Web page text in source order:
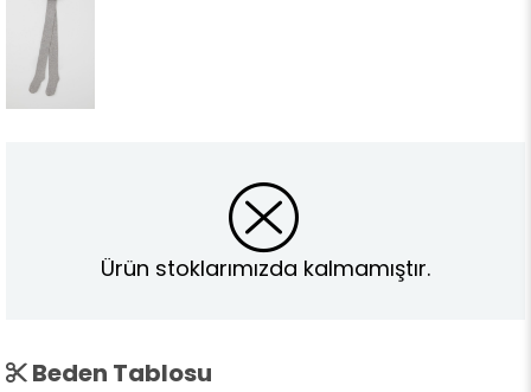
Ürün stoklarımızda kalmamıştır.
Beden Tablosu